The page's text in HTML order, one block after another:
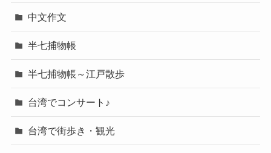
中文作文
半七捕物帳
半七捕物帳～江戸散歩
台湾でコンサート♪
台湾で街歩き・観光